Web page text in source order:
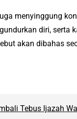
menyinggung
diri, serta
akan dibahas
Tebus Ijazah